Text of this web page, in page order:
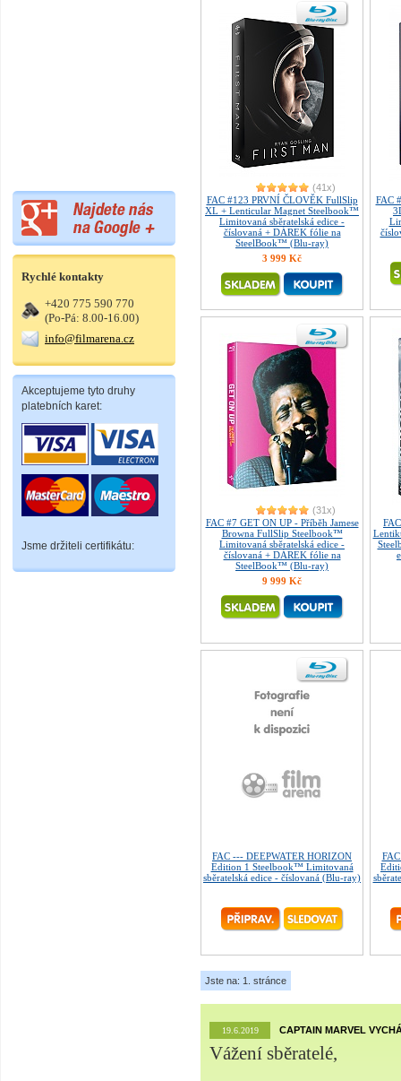
Rychlé kontakty
+420 775 590 770
(Po-Pá: 8.00-16.00)
info@filmarena.cz
Akceptujeme tyto druhy
platebních karet:
Jsme držiteli certifikátu:
(41x)
FAC #123 PRVNÍ ČLOVĚK FullSlip
XL + Lenticular Magnet Steelbook™
Limitovaná sběratelská edice -
číslovaná + DÁREK fólie na
SteelBook™ (Blu-ray)
3 999 Kč
FAC
(31x)
FAC #7 GET ON UP - Příběh Jamese
Browna FullSlip Steelbook™
Limitovaná sběratelská edice -
číslovaná + DÁREK fólie na
SteelBook™ (Blu-ray)
9 999 Kč
FAC --- DEEPWATER HORIZON
Edition 1 Steelbook™ Limitovaná
sběratelská edice - číslovaná (Blu-ray)
Jste na: 1. stránce
19.6.2019 CAPTAIN MARVEL
Vážení sběratelé,